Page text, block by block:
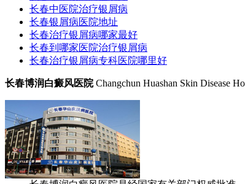
长春中医院治疗银屑病
长春银屑病医院地址
长春治疗银屑病哪家最好
长春到哪家医院治疗银屑病
长春治疗银屑病专科医院哪里好
长春博润白癜风医院 Changchun Huashan Skin Disease